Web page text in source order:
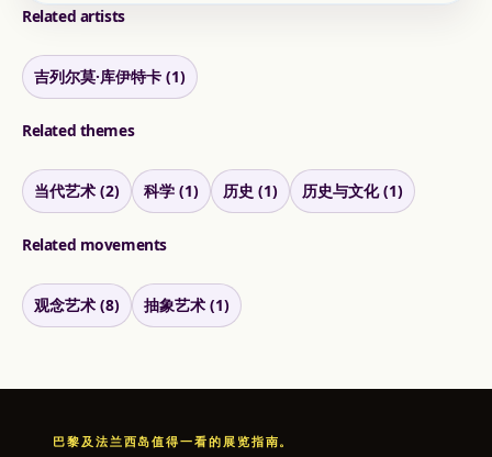
Related artists
吉列尔莫·库伊特卡 (1)
Related themes
当代艺术 (2) 科学 (1) 历史 (1) 历史与文化 (1)
Related movements
观念艺术 (8) 抽象艺术 (1)
巴黎及法兰西岛值得一看的展览指南。